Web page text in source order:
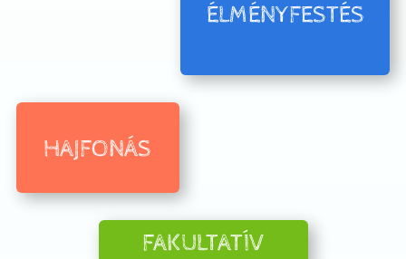
ÉLMÉNYFESTÉS
HAJFONÁS
FAKULTATÍV